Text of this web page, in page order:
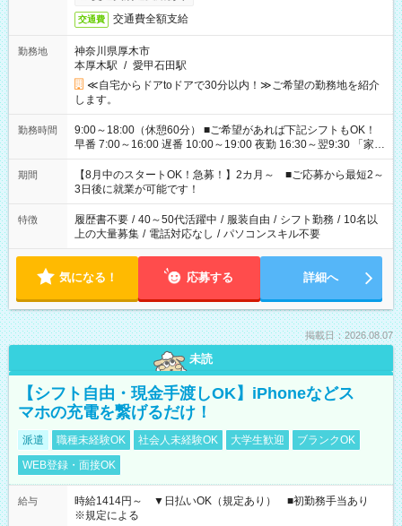
交通費 交通費全額支給
勤務地
神奈川県厚木市
本厚木駅 / 愛甲石田駅
≪自宅からドアtoドアで30分以内！≫ご希望の勤務地を紹介
します。
勤務時間
9:00～18:00（休憩60分） ■ご希望があれば下記シフトもOK！
早番 7:00～16:00 遅番 10:00～19:00 夜勤 16:30～翌9:30 「家族
と休みを合わせたい」 「余裕を持って夕飯の準備がしたい」
「できれば残業はしたくない」 など、ご希望を教えてください
ね。 ※Wワーク希望の方へ 今ご覧のお仕事で希望する勤務時間
と、もう1つのお仕事の勤務時間。 合計で週40時間を超える場
合は応募できません。
期間
【8月中のスタートOK！急募！】2カ月～ ■ご応募から最短2～
3日後に就業が可能です！
特徴 履歴書不要 / 40～50代活躍中 / 服装自由 / シフト勤務 / 10名以
上の大量募集 / 電話対応なし / パソコンスキル不要
気になる！ 応募する 詳細へ
掲載日：2026.08.07
未読
【シフト自由・現金手渡しOK】iPhoneなどス
マホの充電を繋げるだけ！
派遣 職種未経験OK 社会人未経験OK 大学生歓迎
ブランクOK
WEB登録・面接OK
給与
時給1414円～ ▼日払いOK（規定あり） ■初勤務手当あり
※規定による